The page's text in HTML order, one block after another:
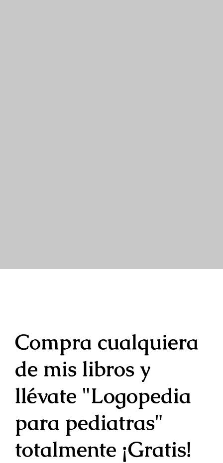
Compra cualquiera
de mis libros y
llévate "Logopedia
para pediatras"
totalmente ¡Gratis!